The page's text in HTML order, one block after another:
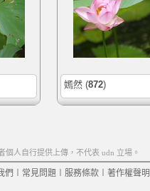
嫣然 (872)
個人自行提供上傳，不代表 udn 立場。
們 常見問題 服務條款 著作權聲明